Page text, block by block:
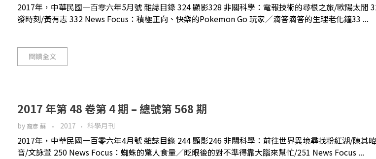
2017年，中華民國一百零六年5月號 雜誌目錄 324 顯影328 非關科學：電報技術的尋根之旅/歐陽太
發時刻/黃有志 332 News Focus：積極正向、快樂的Pokemon Go 玩家／滴答滴答的生理老化鐘33 ...
閱讀全文
2017 年第 48 卷第 4 期 – 總號第 568 期
by 裔彥 蘇 2017 科學月刊
2017年，中華民國一百零六年4月號 雜誌目錄 244 顯影246 非關科學：前往世界異境尋找粉紅湖/陳
音/文詠萱 250 News Focus：蜘蛛的驚人食量／眨眼後的對不準得靠大腦來幫忙/251 News Focus ...